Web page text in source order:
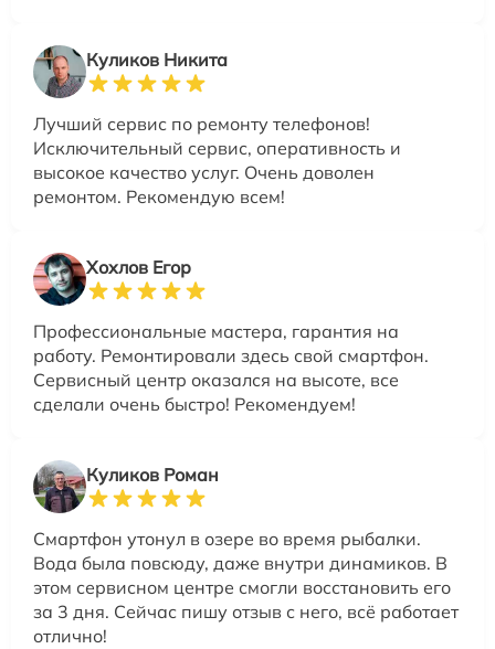
Куликов Никита
Лучший сервис по ремонту телефонов!
Исключительный сервис, оперативность и
высокое качество услуг. Очень доволен
ремонтом. Рекомендую всем!
Хохлов Егор
Профессиональные мастера, гарантия на
работу. Ремонтировали здесь свой смартфон.
Сервисный центр оказался на высоте, все
сделали очень быстро! Рекомендуем!
Куликов Роман
Смартфон утонул в озере во время рыбалки.
Вода была повсюду, даже внутри динамиков. В
этом сервисном центре смогли восстановить его
за 3 дня. Сейчас пишу отзыв с него, всё работает
отлично!